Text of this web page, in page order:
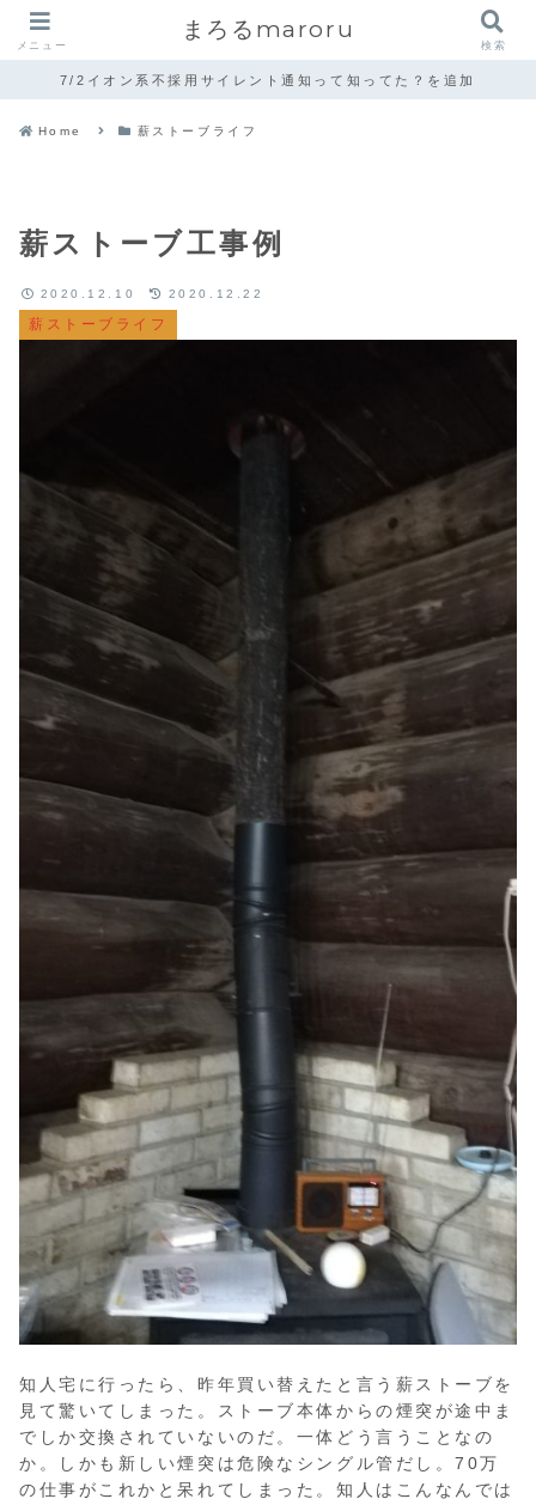
7/2イオン系不採用サイレント通知って知ってた？を追加
Home 薪ストーブライフ
薪ストーブ工事例
薪ストーブライフ
2020.12.10 2020.12.22
知人宅に行ったら、昨年買い替えたと言う薪ストーブを
見て驚いてしまった。ストーブ本体からの煙突が途中ま
でしか交換されていないのだ。一体どう言うことなの
か。しかも新しい煙突は危険なシングル管だし。70万
の仕事がこれかと呆れてしまった。知人はこんなんでは
メニュー
まろるmaroru
検索